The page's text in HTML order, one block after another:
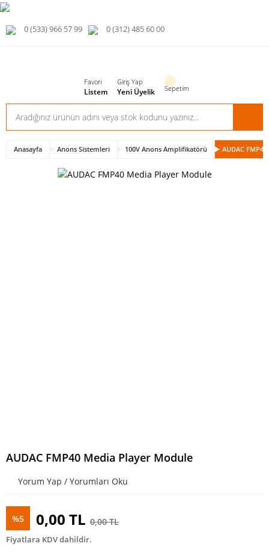
0 (533) 966 57 99 0 (312) 485 60 00
Favori
Listem
Giriş Yap
Yeni Üyelik Sepetim
Anasayfa Anons Sistemleri 100V Anons Amplifikatörü AUDAC
AUDAC FMP40 Media Player Module
Yorum Yap / Yorumları Oku
%5 0,00 TL 0,00 TL
Fiyatlara KDV dahildir.